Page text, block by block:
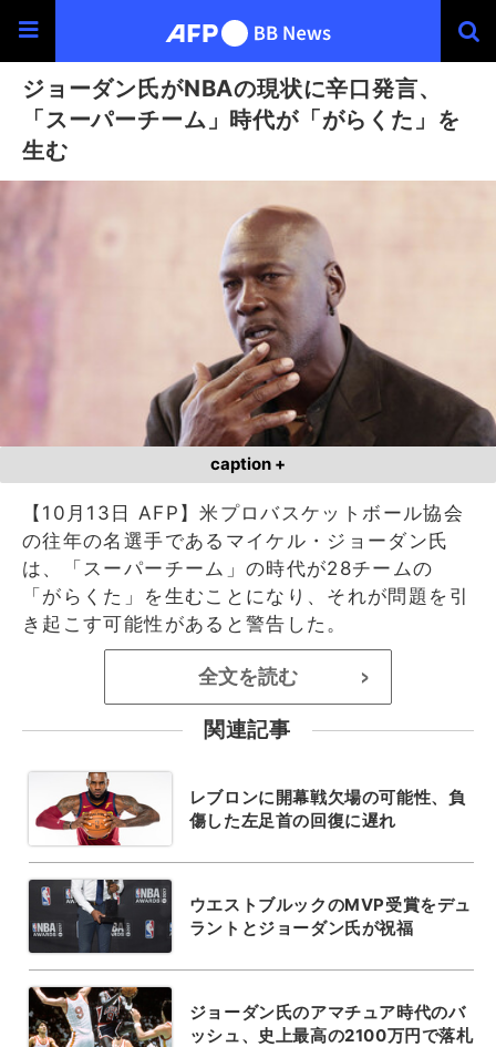
ジョーダン氏がNBAの現状に辛口発言、
「スーパーチーム」時代が「がらくた」を
生む
caption +
【10月13日 AFP】米プロバスケットボール協会
の往年の名選手であるマイケル・ジョーダン氏
は、「スーパーチーム」の時代が28チームの
「がらくた」を生むことになり、それが問題を引
き起こす可能性があると警告した。
全文を読む >
関連記事
レブロンに開幕戦欠場の可能性、負
傷した左足首の回復に遅れ
ウエストブルックのMVP受賞をデュ
ラントとジョーダン氏が祝福
ジョーダン氏のアマチュア時代のバ
ッシュ、史上最高の2100万円で落札